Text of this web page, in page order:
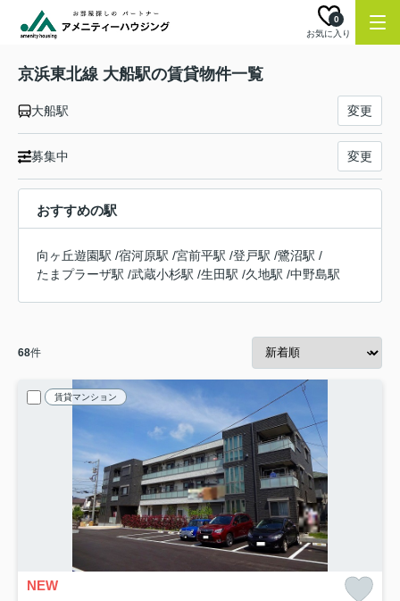
お気に入り
0
京浜東北線 大船駅の賃貸物件一覧
大船駅 変更
募集中 変更
おすすめの駅
向ヶ丘遊園駅 /宿河原駅 /宮前平駅 /登戸駅 /鷺沼駅 /
たまプラーザ駅 /武蔵小杉駅 /生田駅 /久地駅 /中野島駅
68件
賃貸マンション
NEW